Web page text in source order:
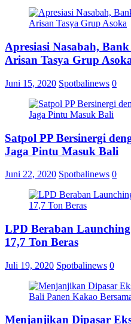
Apresiasi Nasabah,
Arisan Tasya Grup
Juni 15, 2020 Spotbalinews 0
Satpol PP Bersinergi
Jaga Pintu Masuk Bali
Juni 22, 2020 Spotbalinews 0
LPD Beraban
17,7 Ton Beras
Juli 19, 2020 Spotbalinews 0
Menjanjikan Dipasar